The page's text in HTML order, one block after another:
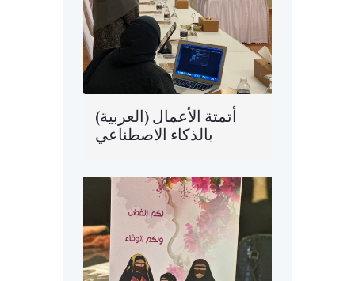
(العربية) أتمتة الأعمال
بالذكاء الاصطناعي